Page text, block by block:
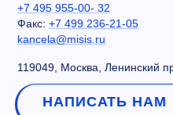
+7 495 955-00- 32
Факс: +7 499 236-21-05
kancela@misis.ru
119049, Москва, Ленинский
НАПИСАТЬ НАМ